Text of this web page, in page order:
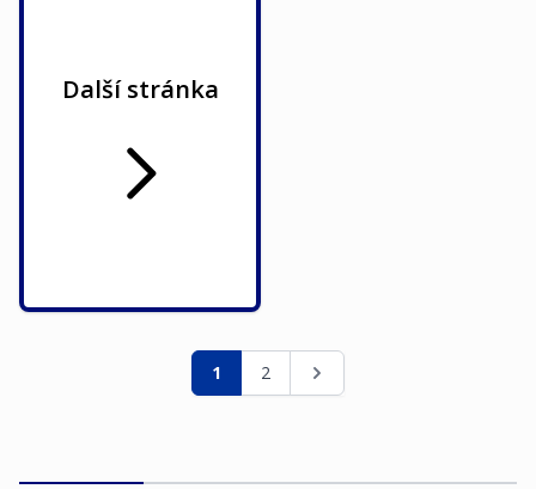
Další stránka
Stránka
Právě si prohlížíte stránku
1 Stránka
2 Stránka